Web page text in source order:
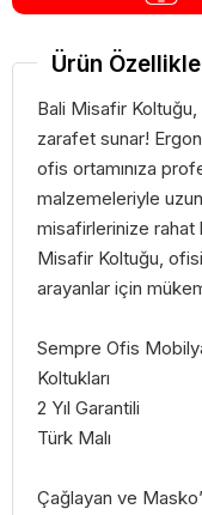
Ürün
Bali Misafir
zarafet sunar!
ofis ortamınıza
malzemeleriyle
misafirlerinize rahat
Misafir Koltuğu,
arayanlar için
Sempre Ofis
Koltukları
2 Yıl Garantili
Türk Malı
Çağlayan ve